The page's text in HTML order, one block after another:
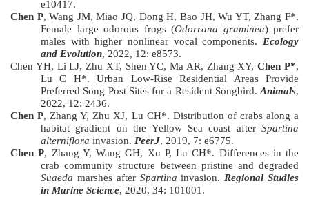
e10417.
Chen P, Wang JM, Miao JQ, Dong H, Bao JH, Wu YT, Zhang F*.
Female large odorous frogs (Odorrana graminea) prefer
males with higher nonlinear vocal components. Ecology
and Evolution, 2022, 12: e8573.
Chen YH, Li LJ, Zhu XT, Shen YC, Ma AR, Zhang XY,Chen P*,
Lu C H*. Urban Low-Rise Residential Areas Provide
Preferred Song Post Sites for a Resident Songbird.Animals,
2022, 12: 2436.
Chen P, Zhang Y, Zhu XJ, Lu CH*. Distribution of crabs along a
habitat gradient on the Yellow Sea coast after Spartina
alterniflora invasion. PeerJ, 2019, 7: e6775.
Chen P, Zhang Y, Wang GH, Xu P, Lu CH*. Differences in the
crab community structure between pristine and degraded
Suaeda marshes after Spartina invasion.Regional Studies
in Marine Science, 2020, 34: 101001.